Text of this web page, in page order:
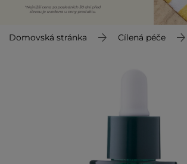
Domovská stránka Cílená péče